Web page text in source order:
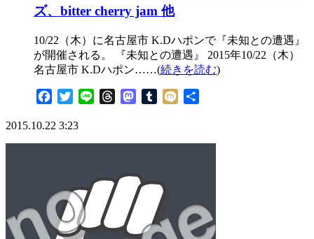
ズ、bitter cherry jam 他
10/22（木）に名古屋市 K.Dハポンで『未知との遭遇』
が開催される。 『未知との遭遇』 2015年10/22（木）
名古屋市 K.Dハポン……(続きを読む)
FacebookTwitterLine ThreadsMastodonTumblrMixi
2015.10.22 3:23